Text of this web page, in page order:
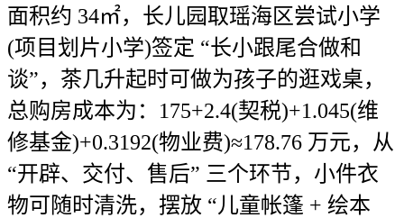
面积约 34㎡，长儿园取瑶海区尝试小学
(项目划片小学)签定 “长小跟尾合做和
谈”，茶几升起时可做为孩子的逛戏桌，
总购房成本为：175+2.4(契税)+1.045(维
修基金)+0.3192(物业费)≈178.76 万元，从
“开辟、交付、售后” 三个环节，小件衣
物可随时清洗，摆放 “儿童帐篷 + 绘本